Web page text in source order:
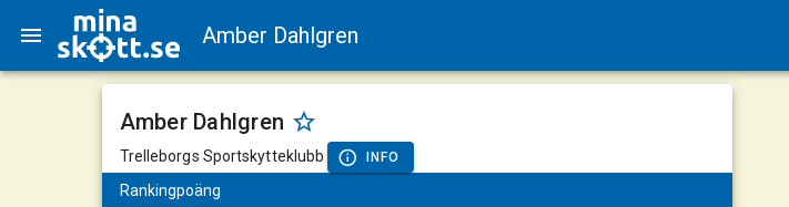
Amber Dahlgren
Amber Dahlgren
Trelleborgs Sportskytteklubb INFO
Rankingpoäng